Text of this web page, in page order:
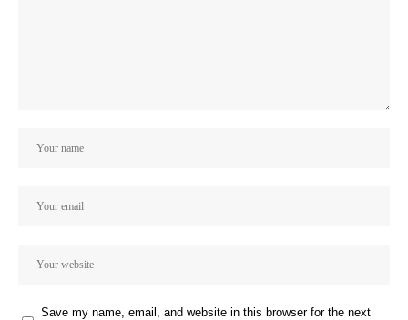
Save my name, email, and website in this browser for the next